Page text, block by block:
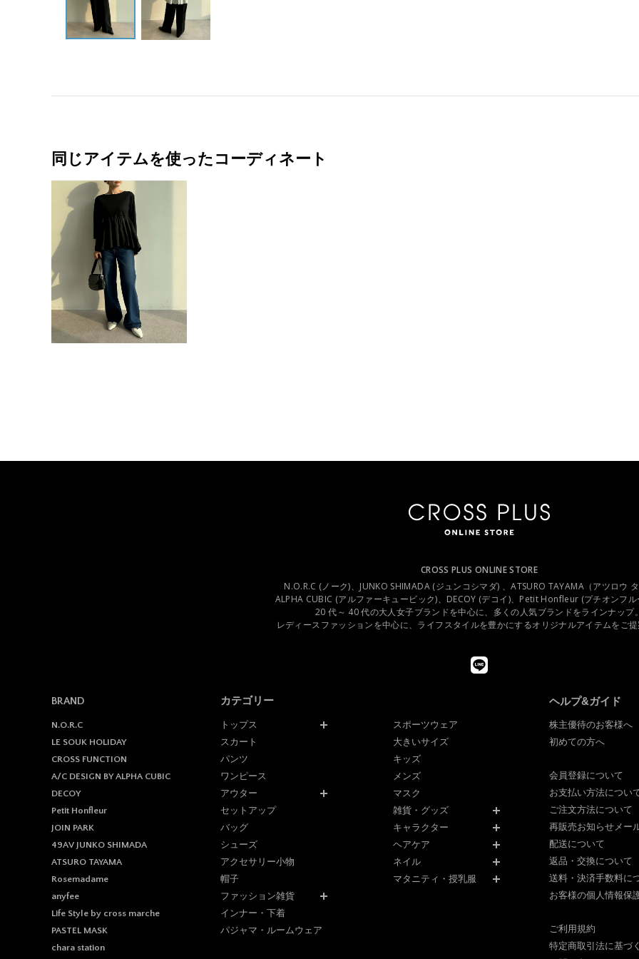
同じアイテムを使ったコーディネート
CROSS PLUS ONLINE STORE
N.O.R.C (ノーク)、JUNKO SHIMADA (ジュンコシマダ) 、ATSURO TAYAMA（アツロウ タ
ALPHA CUBIC (アルファーキュービック)、DECOY (デコイ)、Petit Honfleur (プチオンフル
20 代～ 40 代の大人女子ブランドを中心に、多くの人気ブランドをラインナップ。
レディースファッションを中心に、ライフスタイルを豊かにするオリジナルアイテムをご提
BRAND
N.O.R.C
LE SOUK HOLIDAY
CROSS FUNCTION
A/C DESIGN BY ALPHA CUBIC
DECOY
Petit Honfleur
JOIN PARK
49AV JUNKO SHIMADA
ATSURO TAYAMA
Rosemadame
anyfee
Life Style by cross marche
PASTEL MASK
chara station
カテゴリー
トップス
スカート
パンツ
ワンピース
アウター
セットアップ
バッグ
シューズ
アクセサリー小物
帽子
ファッション雑貨
インナー・下着
パジャマ・ルームウェア
スポーツウェア
大きいサイズ
キッズ
メンズ
マスク
雑貨・グッズ
キャラクター
ヘアケア
ネイル
マタニティ・授乳服
ヘルプ&ガイド
株主優待のお客様へ
初めての方へ
会員登録について
お支払い方法につい
ご注文方法について
再販売お知らせメー
配送について
返品・交換について
送料・決済手数料に
お客様の個人情報保
ご利用規約
特定商取引法に基づ